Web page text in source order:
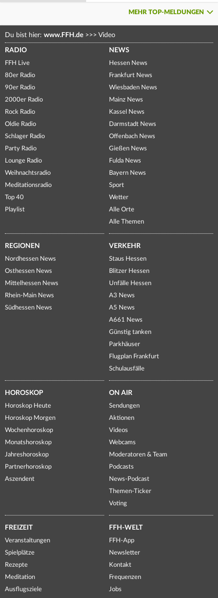
MEHR TOP-MELDUNGEN
Du bist hier: www.FFH.de >>> Video
RADIO
FFH Live
80er Radio
90er Radio
2000er Radio
Rock Radio
Oldie Radio
Schlager Radio
Party Radio
Lounge Radio
Weihnachtsradio
Meditationsradio
Top 40
Playlist
NEWS
Hessen News
Frankfurt News
Wiesbaden News
Mainz News
Kassel News
Darmstadt News
Offenbach News
Gießen News
Fulda News
Bayern News
Sport
Wetter
Alle Orte
Alle Themen
REGIONEN
Nordhessen News
Osthessen News
Mittelhessen News
Rhein-Main News
Südhessen News
VERKEHR
Staus Hessen
Blitzer Hessen
Unfälle Hessen
A3 News
A5 News
A661 News
Günstig tanken
Parkhäuser
Flugplan Frankfurt
Schulausfälle
HOROSKOP
Horoskop Heute
Horoskop Morgen
Wochenhoroskop
Monatshoroskop
Jahreshoroskop
Partnerhoroskop
Aszendent
ON AIR
Sendungen
Aktionen
Videos
Webcams
Moderatoren & Team
Podcasts
News-Podcast
Themen-Ticker
Voting
FREIZEIT
Veranstaltungen
Spielplätze
Rezepte
Meditation
Ausflugsziele
FFH-WELT
FFH-App
Newsletter
Kontakt
Frequenzen
Jobs